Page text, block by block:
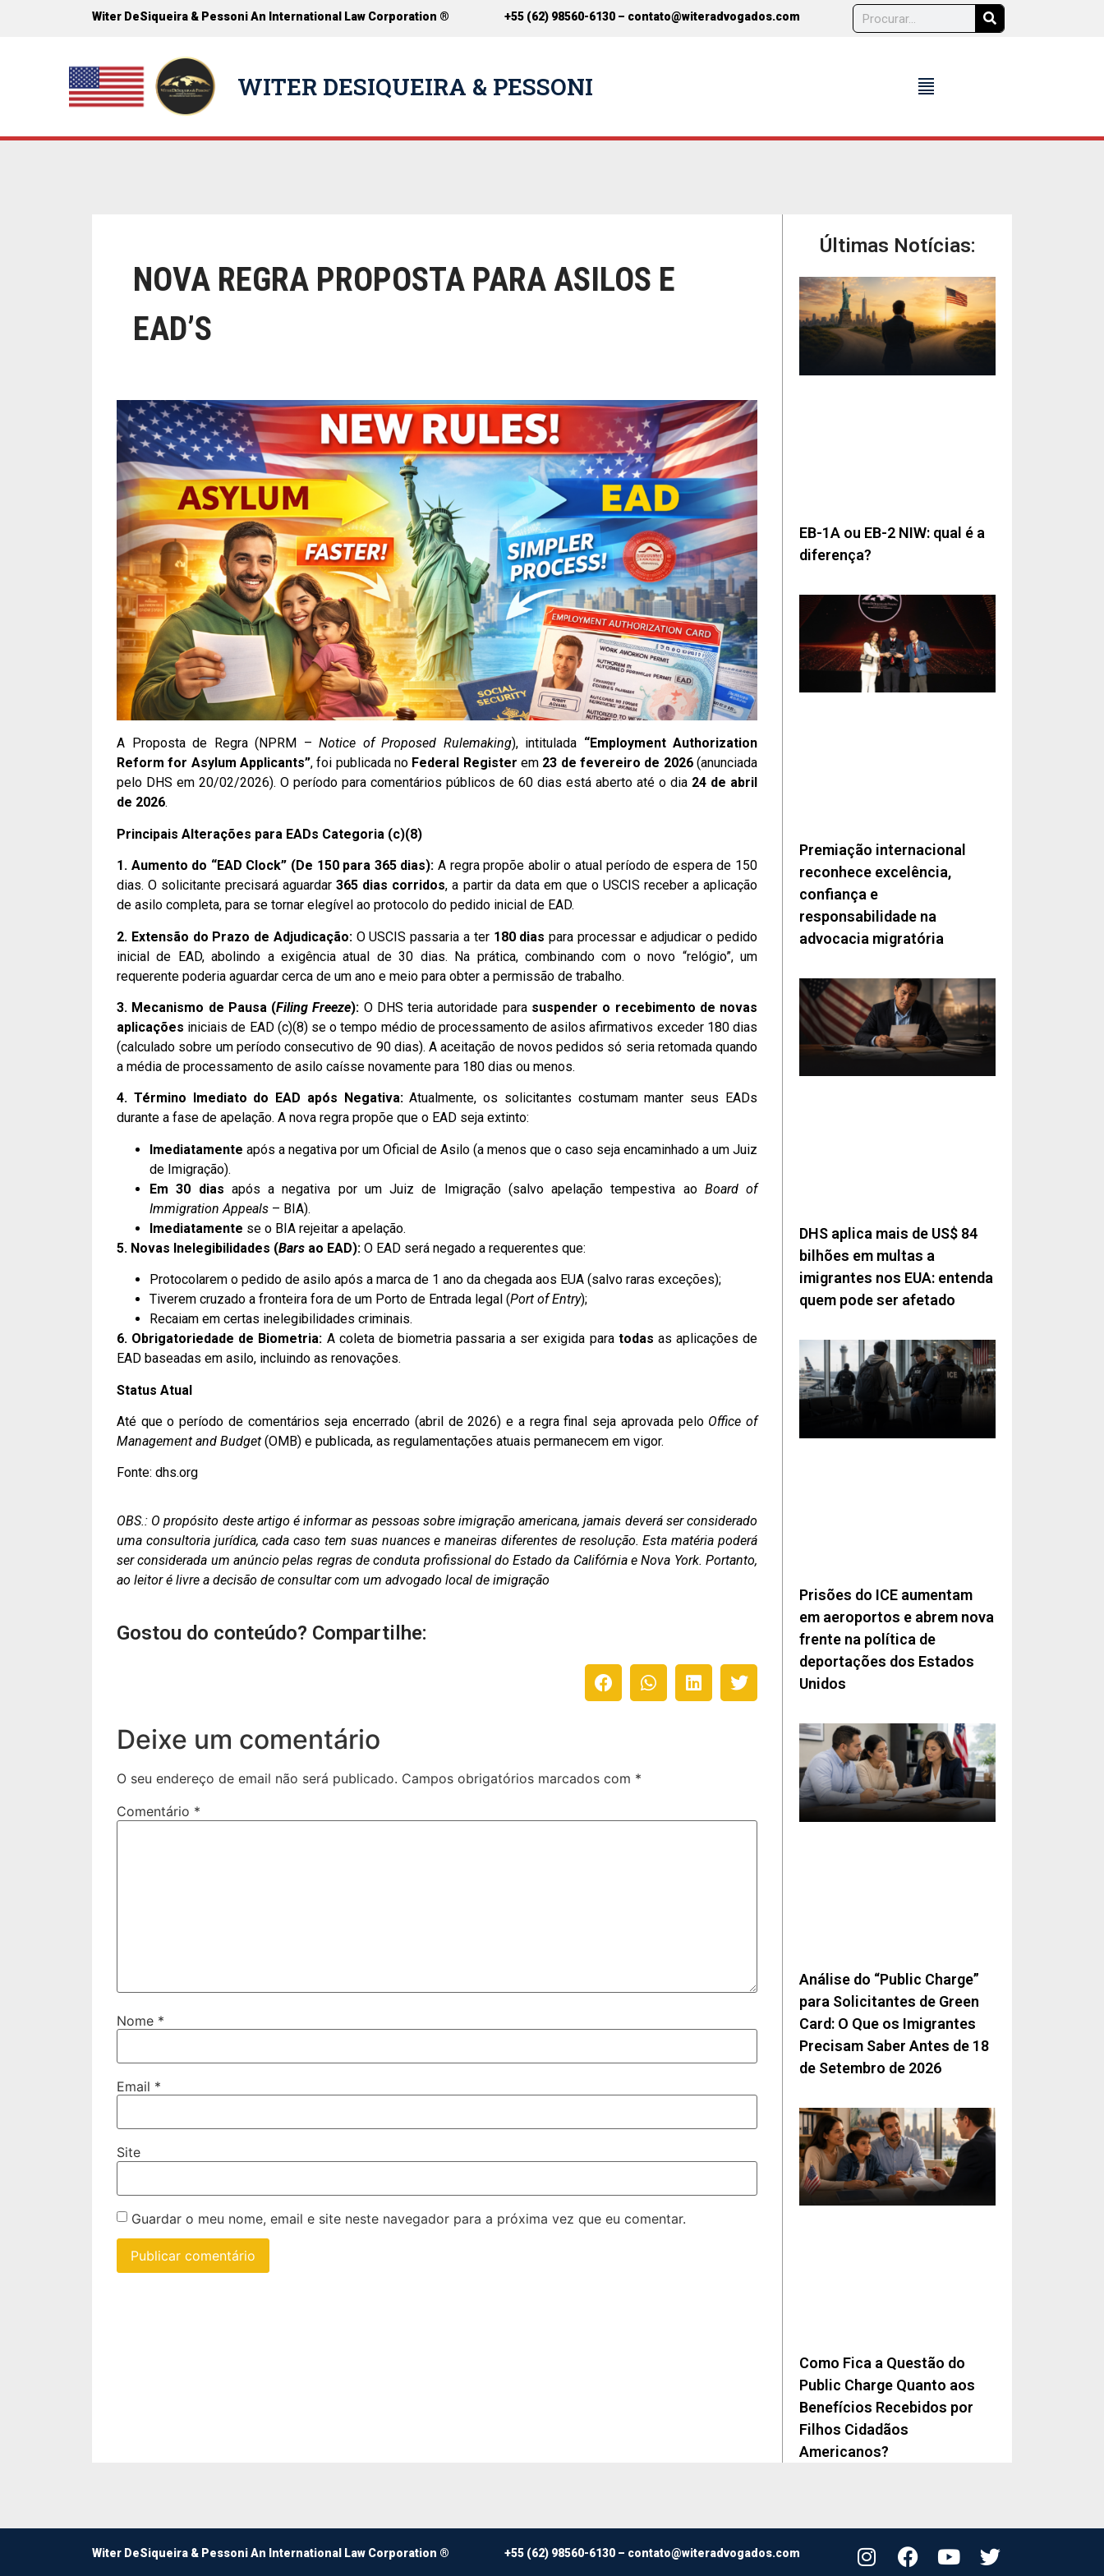
Witer DeSiqueira & Pessoni An International Law Corporation ® +55 (62) 98560-6130 – contato@witeradvogados.com
WITER DESIQUEIRA & PESSONI format_align_justify
NOVA REGRA PROPOSTA PARA ASILOS E
EAD’S
A Proposta de Regra (NPRM – Notice of Proposed Rulemaking), intitulada “Employment Authorization
Reform for Asylum Applicants”, foi publicada no Federal Register em 23 de fevereiro de 2026(anunciada
pelo DHS em 20/02/2026). O período para comentários públicos de 60 dias está aberto até o dia 24 de abril
de 2026.
Principais Alterações para EADs Categoria (c)(8)
1. Aumento do “EAD Clock” (De 150 para 365 dias): A regra propõe abolir o atual período de espera de 150
dias. O solicitante precisará aguardar365 dias corridos, a partir da data em que o USCIS receber a aplicação
de asilo completa, para se tornar elegível ao protocolo do pedido inicial de EAD.
2. Extensão do Prazo de Adjudicação:O USCIS passaria a ter 180 dias para processar e adjudicar o pedido
inicial de EAD, abolindo a exigência atual de 30 dias. Na prática, combinando com o novo “relógio”, um
requerente poderia aguardar cerca de um ano e meio para obter a permissão de trabalho.
3. Mecanismo de Pausa (Filing Freeze): O DHS teria autoridade para suspender o recebimento de novas
aplicações iniciais de EAD (c)(8) se o tempo médio de processamento de asilos afirmativos exceder 180 dias
(calculado sobre um período consecutivo de 90 dias). A aceitação de novos pedidos só seria retomada quando
a média de processamento de asilo caísse novamente para 180 dias ou menos.
4. Término Imediato do EAD após Negativa:Atualmente, os solicitantes costumam manter seus EADs
durante a fase de apelação. A nova regra propõe que o EAD seja extinto:
Imediatamente após a negativa por um Oficial de Asilo (a menos que o caso seja encaminhado a um Juiz
de Imigração).
Em 30 dias após a negativa por um Juiz de Imigração (salvo apelação tempestiva ao Board of
Immigration Appeals – BIA).
Imediatamente se o BIA rejeitar a apelação.
5. Novas Inelegibilidades (Bars ao EAD): O EAD será negado a requerentes que:
Protocolarem o pedido de asilo após a marca de 1 ano da chegada aos EUA (salvo raras exceções);
Tiverem cruzado a fronteira fora de um Porto de Entrada legal (Port of Entry);
Recaiam em certas inelegibilidades criminais.
6. Obrigatoriedade de Biometria: A coleta de biometria passaria a ser exigida para todas as aplicações de
EAD baseadas em asilo, incluindo as renovações.
Status Atual
Até que o período de comentários seja encerrado (abril de 2026) e a regra final seja aprovada pelo Office of
Management and Budget (OMB) e publicada, as regulamentações atuais permanecem em vigor.
Fonte: dhs.org
OBS.: O propósito deste artigo é informar as pessoas sobre imigração americana, jamais deverá ser considerado
uma consultoria jurídica, cada caso tem suas nuances e maneiras diferentes de resolução. Esta matéria poderá
ser considerada um anúncio pelas regras de conduta profissional do Estado da Califórnia e Nova York. Portanto,
ao leitor é livre a decisão de consultar com um advogado local de imigração
Gostou do conteúdo? Compartilhe:
Deixe um comentário
O seu endereço de email não será publicado. Campos obrigatórios marcados com *
Comentário *
Nome *
Email *
Site
Guardar o meu nome, email e site neste navegador para a próxima vez que eu comentar.
Últimas Notícias:
EB-1A ou EB-2 NIW: qual é a
diferença?
Premiação internacional
reconhece excelência,
confiança e
responsabilidade na
advocacia migratória
DHS aplica mais de US$ 84
bilhões em multas a
imigrantes nos EUA: entenda
quem pode ser afetado
Prisões do ICE aumentam
em aeroportos e abrem nova
frente na política de
deportações dos Estados
Unidos
Análise do “Public Charge”
para Solicitantes de Green
Card: O Que os Imigrantes
Precisam Saber Antes de 18
de Setembro de 2026
Como Fica a Questão do
Public Charge Quanto aos
Benefícios Recebidos por
Filhos Cidadãos
Americanos?
Witer DeSiqueira & Pessoni An International Law Corporation ® +55 (62) 98560-6130 – contato@witeradvogados.com